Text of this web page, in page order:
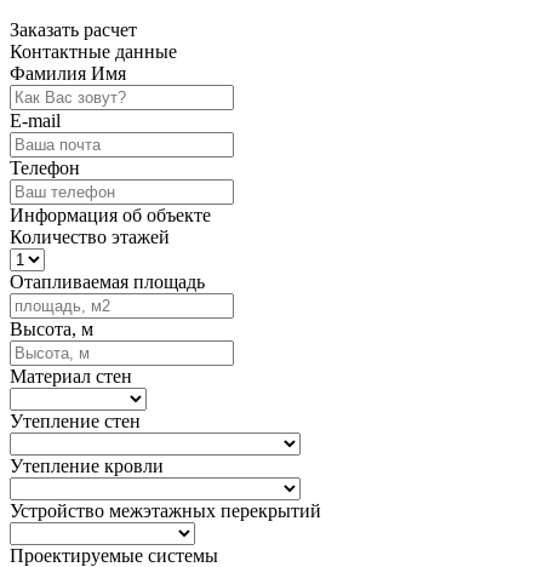
Заказать расчет
Контактные данные
Фамилия Имя
E-mail
Телефон
Информация об объекте
Количество этажей
Отапливаемая площадь
Высота, м
Материал стен
Утепление стен
Утепление кровли
Устройство межэтажных перекрытий
Проектируемые системы